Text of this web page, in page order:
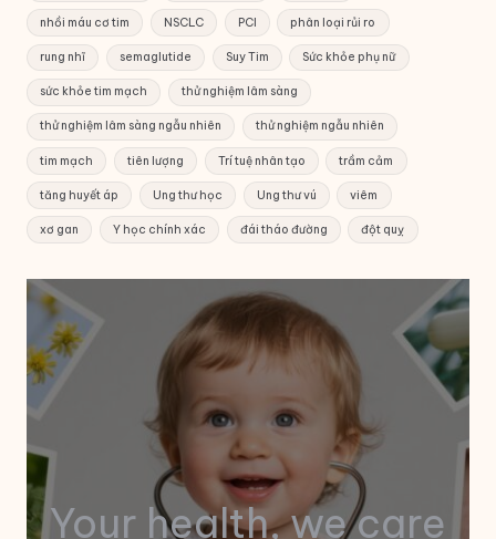
nhồi máu cơ tim NSCLC PCI phân loại rủi ro
rung nhĩ semaglutide Suy Tim Sức khỏe phụ nữ
sức khỏe tim mạch thử nghiệm lâm sàng
thử nghiệm lâm sàng ngẫu nhiên thử nghiệm ngẫu nhiên
tim mạch tiên lượng Trí tuệ nhân tạo trầm cảm
tăng huyết áp Ung thư học Ung thư vú viêm
xơ gan Y học chính xác đái tháo đường đột quỵ
Your health, we care